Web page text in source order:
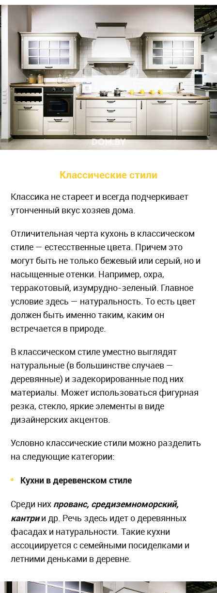
Классические стили
Классика не стареет и всегда подчеркивает
утонченный вкус хозяев дома.
Отличительная черта кухонь в классическом
стиле — естесственные цвета. Причем это
могут быть не только бежевый или серый, но и
насыщенные отенки. Например, охра,
терракотовый, изумрудно-зеленый. Главное
условие здесь — натуральность. То есть цвет
должен быть именно таким, каким он
встречается в природе.
В классическом стиле уместно выглядят
натуральные (в большинстве случаев —
деревянные) и задекорированные под них
материалы. Может использоваться фигурная
резка, стекло, яркие элементы в виде
дизайнерских акцентов.
Условно классические стили можно разделить
на следующие категории:
Кухни в деревенском стиле
Среди них прованс, средиземноморский,
кантрии др. Речь здесь идет о деревянных
фасадах и натуральности. Такие кухни
ассоциируется с семейными посиделками и
летними деньками в деревне.